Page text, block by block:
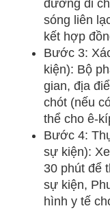
đường di
sóng liên
kết hợp
Bước 3:
kiện): Bộ
gian, địa
chót (nếu
thể cho ê-
Bước 4:
sự kiện):
30 phút để
sự kiện,
hình y tế